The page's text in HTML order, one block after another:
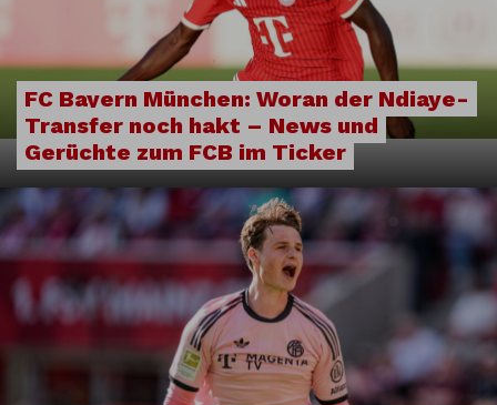
FC Bayern München: Woran der Ndiaye-
Transfer noch hakt – News und
Gerüchte zum FCB im Ticker